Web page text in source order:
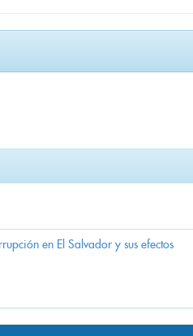
en El Salvador y sus efectos